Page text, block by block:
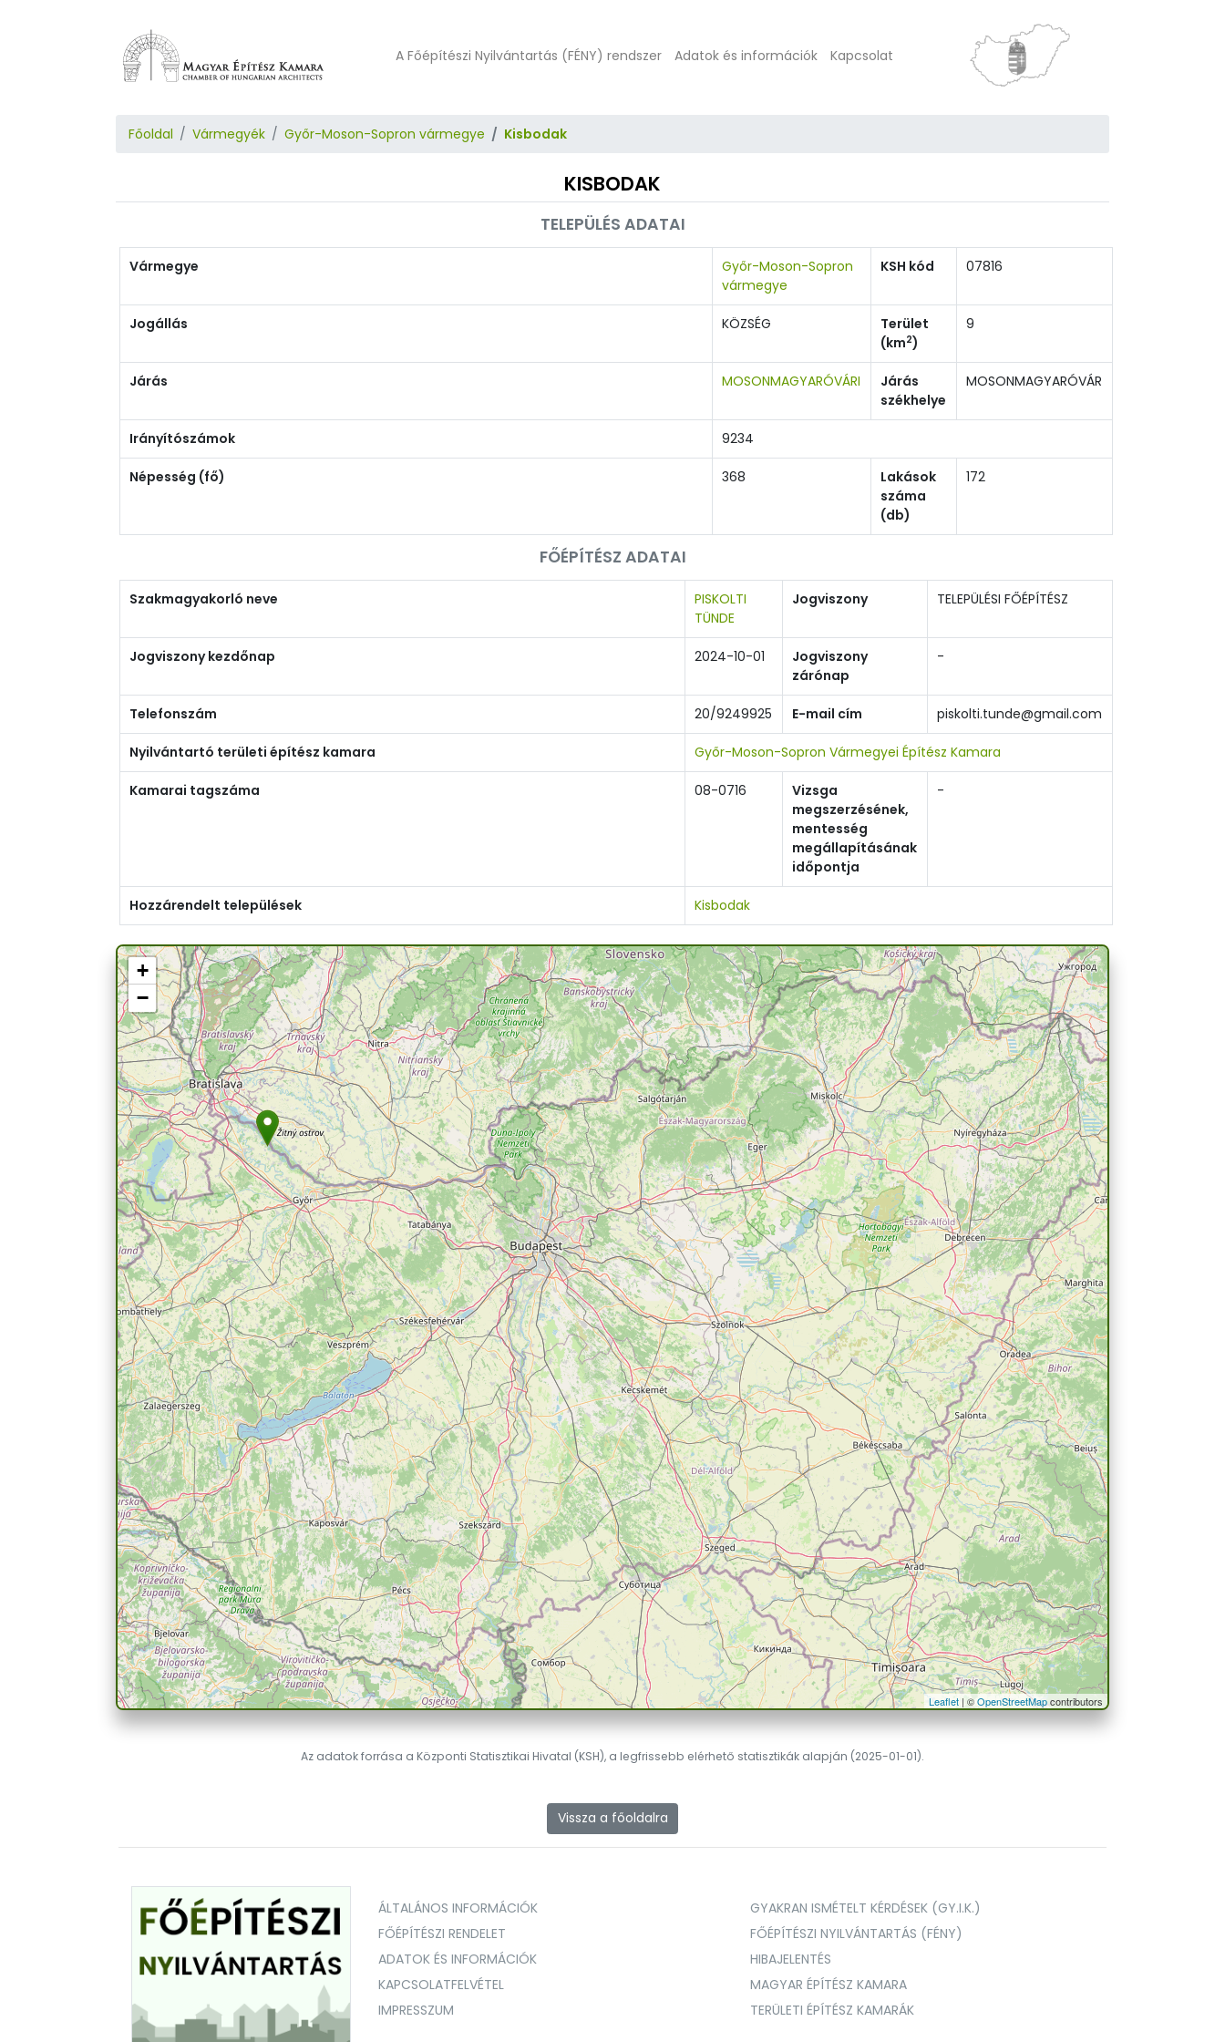
A Főépítészi Nyilvántartás (FÉNY) rendszer Adatok és információk Kapcsolat
Főoldal Vármegyék Győr-Moson-Sopron vármegye Kisbodak
KISBODAK
TELEPÜLÉS ADATAI
Vármegye
Győr-Moson-Sopron
vármegye
KSH kód 07816
Jogállás KÖZSÉG
Terület
(km2)
9
Járás MOSONMAGYARÓVÁRI
Járás
székhelye
MOSONMAGYARÓVÁR
Irányítószámok 9234
Népesség (fő) 368
Lakások
száma
(db)
172
FŐÉPÍTÉSZ ADATAI
Szakmagyakorló neve
PISKOLTI
TÜNDE
Jogviszony TELEPÜLÉSI FŐÉPÍTÉSZ
Jogviszony kezdőnap 2024-10-01
Jogviszony
zárónap
-
Telefonszám 20/9249925 E-mail cím piskolti.tunde@gmail.com
Nyilvántartó területi építész kamara Győr-Moson-Sopron Vármegyei Építész Kamara
Kamarai tagszáma 08-0716
Vizsga
megszerzésének,
mentesség
megállapításának
időpontja
-
Hozzárendelt települések Kisbodak
+
−
Leaflet | ©OpenStreetMapcontributors
Az adatok forrása a Központi Statisztikai Hivatal (KSH), a legfrissebb elérhető statisztikák alapján (2025-01-01).
Vissza a főoldalra
ÁLTALÁNOS INFORMÁCIÓK
GYAKRAN ISMÉTELT KÉRDÉSEK (GY.I.K.)
FŐÉPÍTÉSZI RENDELET
FŐÉPÍTÉSZI NYILVÁNTARTÁS (FÉNY)
ADATOK ÉS INFORMÁCIÓK
HIBAJELENTÉS
KAPCSOLATFELVÉTEL
MAGYAR ÉPÍTÉSZ KAMARA
IMPRESSZUM
TERÜLETI ÉPÍTÉSZ KAMARÁK